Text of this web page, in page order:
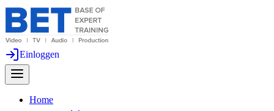
Einloggen
Home